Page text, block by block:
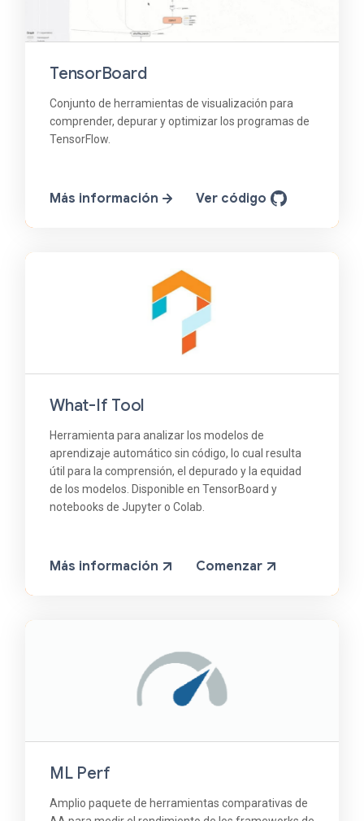
TensorBoard
Conjunto de herramientas de visualización para
comprender, depurar y optimizar los programas de
TensorFlow.
Más información Ver código
What-If Tool
Herramienta para analizar los modelos de
aprendizaje automático sin código, lo cual resulta
útil para la comprensión, el depurado y la equidad
de los modelos. Disponible en TensorBoard y
notebooks de Jupyter o Colab.
Más información Comenzar
ML Perf
Amplio paquete de herramientas comparativas de